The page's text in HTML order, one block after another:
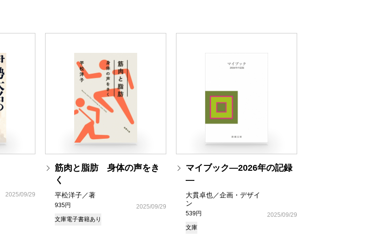
2025/09/29
筋肉と脂肪 身体の声をき
く
平松洋子／著
935円
2025/09/29
文庫電子書籍あり
マイブック―2026年の記録
―
大貫卓也／企画・デザイ
ン
539円
2025/09/29
文庫